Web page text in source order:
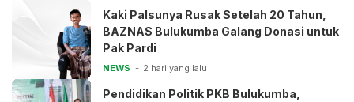
Kaki Palsunya Rusak Setelah 20 Tahun,
BAZNAS Bulukumba Galang Donasi untuk
Pak Pardi
NEWS 2 hari yang lalu
Pendidikan Politik PKB Bulukumba,